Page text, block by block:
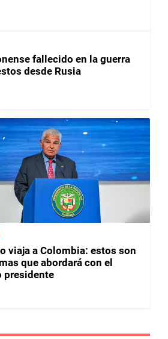
fallecido en la guerra
desde Rusia
viaja a Colombia: estos son
que abordará con el
presidente